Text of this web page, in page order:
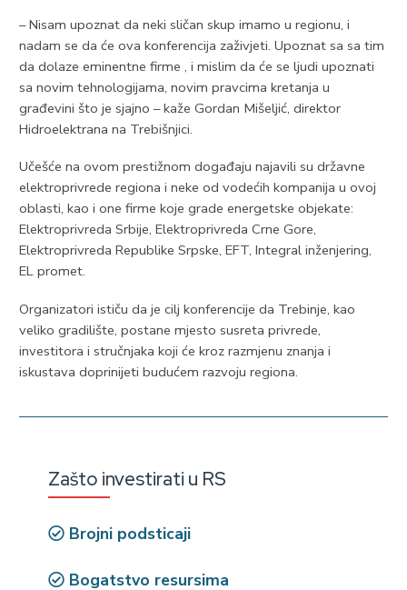
– Nisam upoznat da neki sličan skup imamo u regionu, i
nadam se da će ova konferencija zaživjeti. Upoznat sa sa tim
da dolaze eminentne firme , i mislim da će se ljudi upoznati
sa novim tehnologijama, novim pravcima kretanja u
građevini što je sjajno – kaže Gordan Mišeljić, direktor
Hidroelektrana na Trebišnjici.
Učešće na ovom prestižnom događaju najavili su državne
elektroprivrede regiona i neke od vodećih kompanija u ovoj
oblasti, kao i one firme koje grade energetske objekate:
Elektroprivreda Srbije, Elektroprivreda Crne Gore,
Elektroprivreda Republike Srpske, EFT, Integral inženjering,
EL promet.
Organizatori ističu da je cilj konferencije da Trebinje, kao
veliko gradilište, postane mjesto susreta privrede,
investitora i stručnjaka koji će kroz razmjenu znanja i
iskustava doprinijeti budućem razvoju regiona.
Zašto investirati u RS
Brojni podsticaji
Bogatstvo resursima